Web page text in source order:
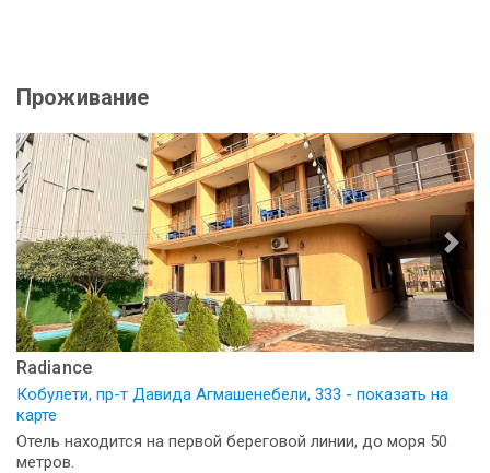
Проживание
Radiance
Кобулети, пр-т Давида Агмашенебели, 333 - показать на
карте
Отель находится на первой береговой линии, до моря 50
метров.